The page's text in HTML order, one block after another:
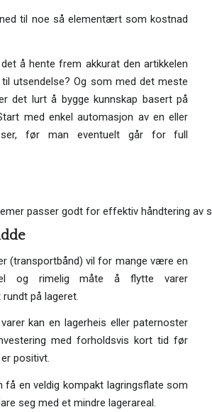
til noe så elementært som kostnad
å hente frem akkurat den artikkelen
utsendelse? Og som med det meste
det lurt å bygge kunnskap basert på
med enkel automasjon av en eller
før man eventuelt går for full
passer godt for effektiv håndtering av
(transportbånd) vil for mange være en
og rimelig måte å flytte varer
på lageret.
kan en lagerheis eller paternoster
med forholdsvis kort tid før
positivt.
få en veldig kompakt lagringsflate som
seg med et mindre lagerareal.